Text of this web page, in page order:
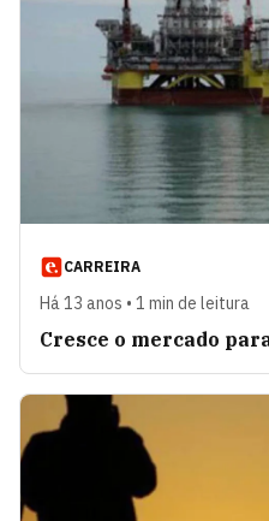
CARREIRA
Há 13 anos • 1 min de leitura
Cresce o mercado